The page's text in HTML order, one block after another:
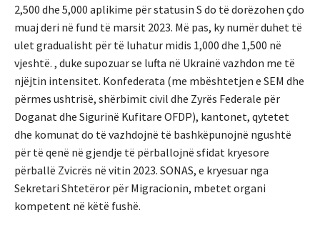
2,500 dhe 5,000 aplikime për statusin S do të dorëzohen çdo
muaj deri në fund të marsit 2023. Më pas, ky numër duhet të
ulet gradualisht për të luhatur midis 1,000 dhe 1,500 në
vjeshtë. , duke supozuar se lufta në Ukrainë vazhdon me të
njëjtin intensitet. Konfederata (me mbështetjen e SEM dhe
përmes ushtrisë, shërbimit civil dhe Zyrës Federale për
Doganat dhe Sigurinë Kufitare OFDP), kantonet, qytetet
dhe komunat do të vazhdojnë të bashkëpunojnë ngushtë
për të qenë në gjendje të përballojnë sfidat kryesore
përballë Zvicrës në vitin 2023. SONAS, e kryesuar nga
Sekretari Shtetëror për Migracionin, mbetet organi
kompetent në këtë fushë.